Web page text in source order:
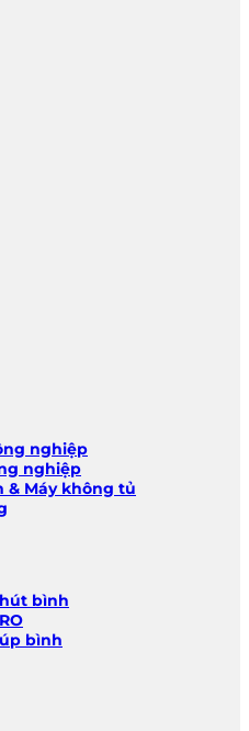
nghiệp
nghiệp
& Máy không tủ
bình
bình